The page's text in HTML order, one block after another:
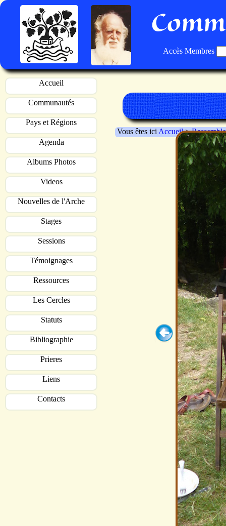
Accès Membres
Accueil
Communautés
Pays et Régions
Agenda
Albums Photos
Videos
Nouvelles de l'Arche
Stages
Sessions
Témoignages
Ressources
Les Cercles
Statuts
Bibliographie
Prieres
Liens
Contacts
Vous êtes ici Accueil>